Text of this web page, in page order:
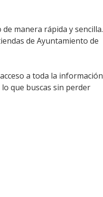
manera rápida y sencilla.
de Ayuntamiento de
a toda la información
que buscas sin perder